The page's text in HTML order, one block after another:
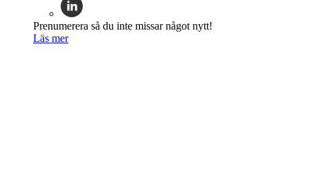
Prenumerera så du inte missar något nytt!
Läs mer